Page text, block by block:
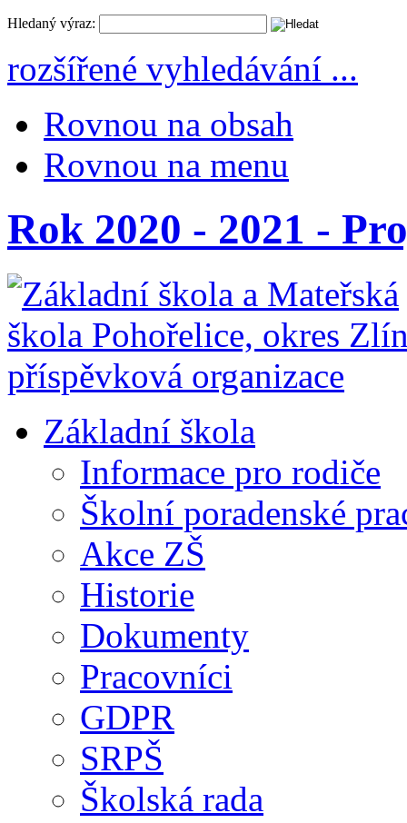
Hledaný výraz:
rozšířené vyhledávání ...
Rovnou na obsah
Rovnou na menu
Rok 2020 - 2021 -
Základní škola
Informace pro rodiče
Školní poradenské
Akce ZŠ
Historie
Dokumenty
Pracovníci
GDPR
SRPŠ
Školská rada